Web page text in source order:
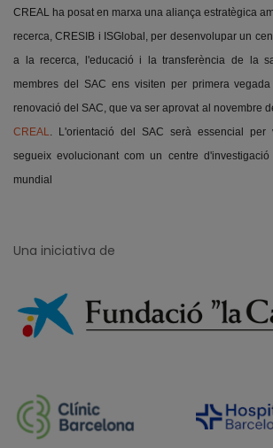
CREAL ha posat en marxa una aliança estratègica
recerca, CRESIB i ISGlobal, per desenvolupar un
a la recerca, l'educació i la transferència de la
membres del SAC ens visiten per primera
renovació del SAC, que va ser aprovat al novembre
CREAL. L'orientació del SAC serà essencial per
segueix evolucionant com un centre d'investigació
mundial
Una iniciativa de